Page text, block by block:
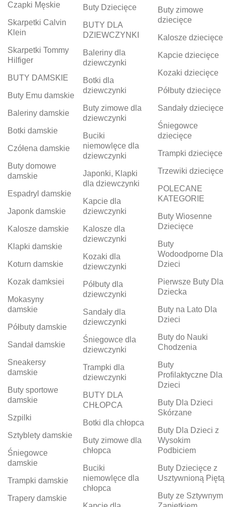
Czapki Męskie
Skarpetki Calvin
Klein
Skarpetki Tommy
Hilfiger
BUTY DAMSKIE
Buty Emu damskie
Baleriny damskie
Botki damskie
Czółena damskie
Buty domowe
damskie
Espadryl damskie
Japonk damskie
Kalosze damskie
Klapki damskie
Koturn damskie
Kozak damksiei
Mokasyny
damskie
Półbuty damskie
Sandał damskie
Sneakersy
damskie
Buty sportowe
damskie
Szpilki
Sztyblety damskie
Śniegowce
damskie
Trampki damskie
Trapery damskie
Buty Dziecięce
BUTY DLA
DZIEWCZYNKI
Baleriny dla
dziewczynki
Botki dla
dziewczynki
Buty zimowe dla
dziewczynki
Buciki
niemowlęce dla
dziewczynki
Japonki, Klapki
dla dziewczynki
Kapcie dla
dziewczynki
Kalosze dla
dziewczynki
Kozaki dla
dziewczynki
Półbuty dla
dziewczynki
Sandały dla
dziewczynki
Śniegowce dla
dziewczynki
Trampki dla
dziewczynki
BUTY DLA
CHŁOPCA
Botki dla chłopca
Buty zimowe dla
chłopca
Buciki
niemowlęce dla
chłopca
Buty zimowe
dziecięce
Kalosze dziecięce
Kapcie dziecięce
Kozaki dziecięce
Półbuty dziecięce
Sandały dziecięce
Śniegowce
dziecięce
Trampki dziecięce
Trzewiki dziecięce
POLECANE
KATEGORIE
Buty Wiosenne
Dziecięce
Buty
Wodoodporne Dla
Dzieci
Pierwsze Buty Dla
Dziecka
Buty na Lato Dla
Dzieci
Buty do Nauki
Chodzenia
Buty
Profilaktyczne Dla
Dzieci
Buty Dla Dzieci
Skórzane
Buty Dla Dzieci z
Wysokim
Podbiciem
Buty Dziecięce z
Usztywnioną Piętą
Buty ze Sztywnym